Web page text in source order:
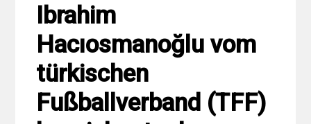
Ibrahim
Hacıosmanoğlu vom
türkischen
Fußballverband (TFF)